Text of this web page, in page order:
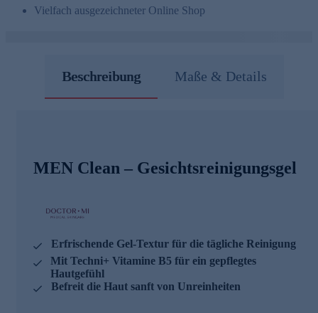
Vielfach ausgezeichneter Online Shop
Beschreibung Maße & Details
MEN Clean – Gesichtsreinigungsgel
Erfrischende Gel-Textur für die tägliche Reinigung
Mit Techni+ Vitamine B5 für ein gepflegtes
Hautgefühl
Befreit die Haut sanft von Unreinheiten